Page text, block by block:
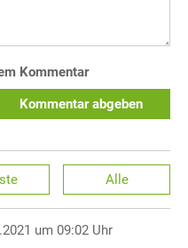
Kommentar
Kommentar abgeben
Alle
um 09:02 Uhr